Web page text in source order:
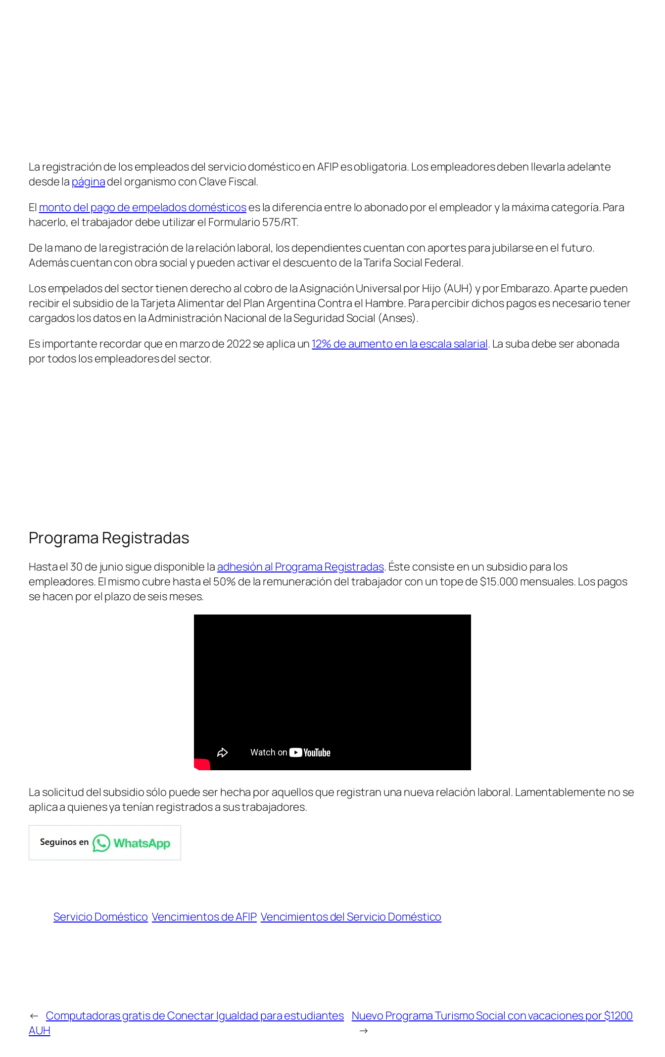
La registración de los empleados del servicio doméstico en AFIP es obligatoria. Los empleadores deben llevarla adelante
desde la páginadel organismo con Clave Fiscal.
El monto del pago de empelados domésticoses la diferencia entre lo abonado por el empleador y la máxima categoría. Para
hacerlo, el trabajador debe utilizar el Formulario 575/RT.
De la mano de la registración de la relación laboral, los dependientes cuentan con aportes para jubilarse en el futuro.
Además cuentan con obra social y pueden activar el descuento de la Tarifa Social Federal.
Los empelados del sector tienen derecho al cobro de la Asignación Universal por Hijo (AUH) y por Embarazo. Aparte pueden
recibir el subsidio de la Tarjeta Alimentar del Plan Argentina Contra el Hambre. Para percibir dichos pagos es necesario tener
cargados los datos en la Administración Nacional de la Seguridad Social (Anses).
Es importante recordar que en marzo de 2022 se aplica un 12% de aumento en la escala salarial. La suba debe ser abonada
por todos los empleadores del sector.
Programa Registradas
Hasta el 30 de junio sigue disponible la adhesión al Programa Registradas. Éste consiste en un subsidio para los
empleadores. El mismo cubre hasta el 50% de la remuneración del trabajador con un tope de $15.000 mensuales. Los pagos
se hacen por el plazo de seis meses.
La solicitud del subsidio sólo puede ser hecha por aquellos que registran una nueva relación laboral. Lamentablemente no se
aplica a quienes ya tenían registrados a sus trabajadores.
Servicio Doméstico Vencimientos de AFIP Vencimientos del Servicio Doméstico
← Computadoras gratis de Conectar Igualdad para estudiantes
AUH
Nuevo Programa Turismo Social con vacaciones por $1200
→